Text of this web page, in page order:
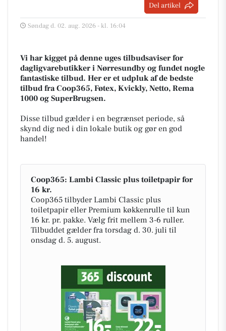
Del artikel
Søndag d. 02. aug. 2026 - kl. 16:04
Vi har kigget på denne uges tilbudsaviser for
dagligvarebutikker i Nørresundby og fundet nogle
fantastiske tilbud. Her er et udpluk af de bedste
tilbud fra Coop365, Føtex, Kvickly, Netto, Rema
1000 og SuperBrugsen.
Disse tilbud gælder i en begrænset periode, så
skynd dig ned i din lokale butik og gør en god
handel!
Coop365: Lambi Classic plus toiletpapir for
16 kr.
Coop365 tilbyder Lambi Classic plus
toiletpapir eller Premium køkkenrulle til kun
16 kr. pr. pakke. Vælg frit mellem 3-6 ruller.
Tilbuddet gælder fra torsdag d. 30. juli til
onsdag d. 5. august.